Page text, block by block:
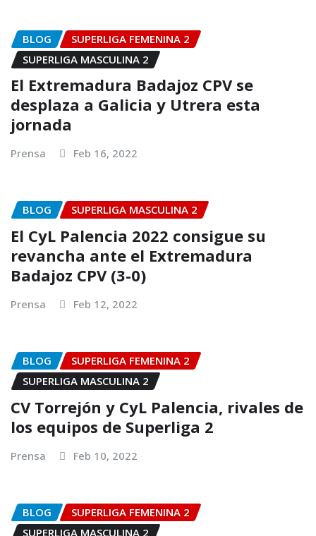
BLOG
SUPERLIGA FEMENINA 2
SUPERLIGA MASCULINA 2
El Extremadura Badajoz CPV se
desplaza a Galicia y Utrera esta
jornada
Prensa Feb 16, 2022
BLOG SUPERLIGA MASCULINA 2
El CyL Palencia 2022 consigue su
revancha ante el Extremadura
Badajoz CPV (3-0)
Prensa Feb 12, 2022
BLOG
SUPERLIGA FEMENINA 2
SUPERLIGA MASCULINA 2
CV Torrejón y CyL Palencia, rivales de
los equipos de Superliga 2
Prensa Feb 10, 2022
BLOG
SUPERLIGA FEMENINA 2
SUPERLIGA MASCULINA 2